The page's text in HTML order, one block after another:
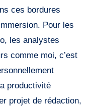
ces bordures
Pour les
les analystes
comme moi, c’est
productivité
projet de rédaction,